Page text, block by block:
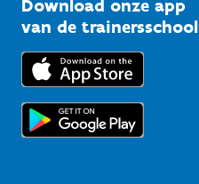
Bedrijven
Trainers en begeleiders
Topsporters
Downloads
Voor de pers
Download onze app
van de trainersschool